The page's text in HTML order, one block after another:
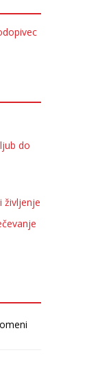
do
življenje